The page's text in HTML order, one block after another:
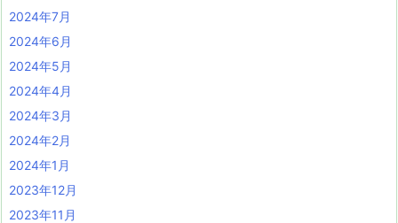
2024年7月
2024年6月
2024年5月
2024年4月
2024年3月
2024年2月
2024年1月
2023年12月
2023年11月